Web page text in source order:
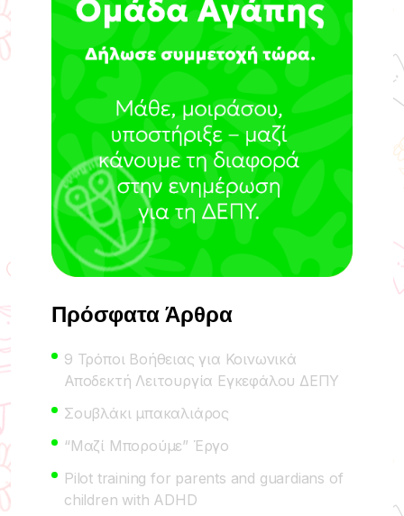
Πρόσφατα Άρθρα
9 Τρόποι Βοήθειας για Κοινωνικά
Αποδεκτή Λειτουργία Εγκεφάλου ΔΕΠΥ
Σουβλάκι μπακαλιάρος
“Μαζί Μπορούμε” Έργο
Pilot training for parents and guardians of
children with ADHD